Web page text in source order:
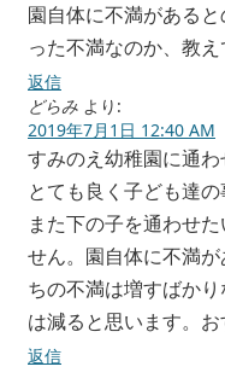
園自体に不満がある
った不満なのか、教
返信
どらみ より:
2019年7月1日 12:40 AM
すみのえ幼稚園に通
とても良く子ども達の
また下の子を通わせ
せん。園自体に不満
ちの不満は増すばか
は減ると思います。お
返信